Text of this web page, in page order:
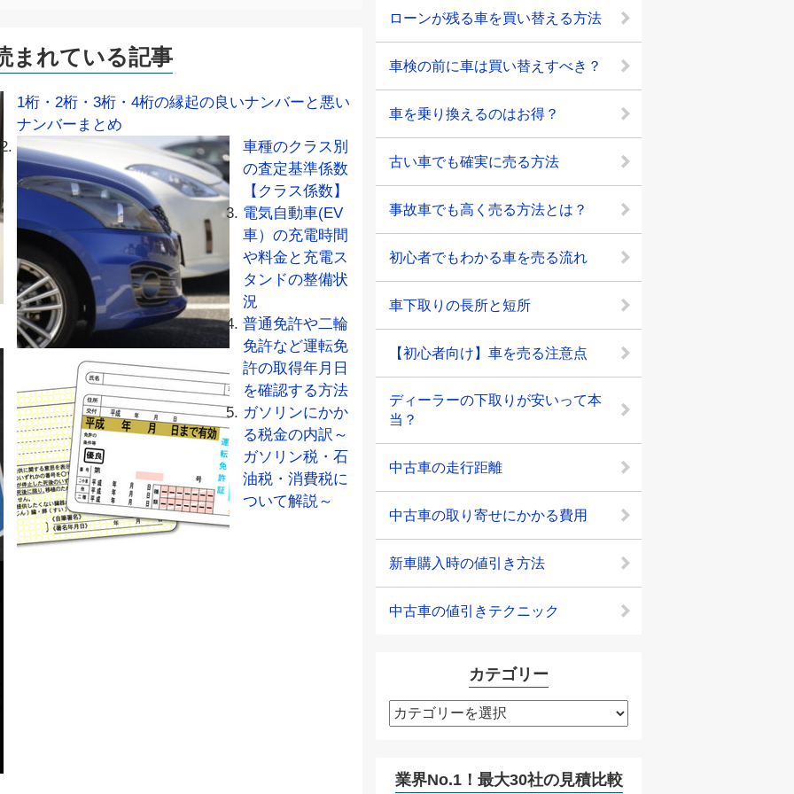
まれている記事
1桁・2桁・3桁・4桁の縁起の良いナンバーと悪い
ナンバーまとめ
車種のクラス別
の査定基準係数
【クラス係数】
電気自動車(EV
車）の充電時間
や料金と充電ス
タンドの整備状
況
普通免許や二輪
免許など運転免
許の取得年月日
を確認する方法
ガソリンにかか
る税金の内訳～
ガソリン税・石
油税・消費税に
ついて解説～
ローンが残る車を買い替える方法
車検の前に車は買い替えすべき？
車を乗り換えるのはお得？
古い車でも確実に売る方法
事故車でも高く売る方法とは？
初心者でもわかる車を売る流れ
車下取りの長所と短所
【初心者向け】車を売る注意点
ディーラーの下取りが安いって本
当？
中古車の走行距離
中古車の取り寄せにかかる費用
新車購入時の値引き方法
中古車の値引きテクニック
カテゴリー
カ
テ
リ
業界No.1！最大30社の見積比較